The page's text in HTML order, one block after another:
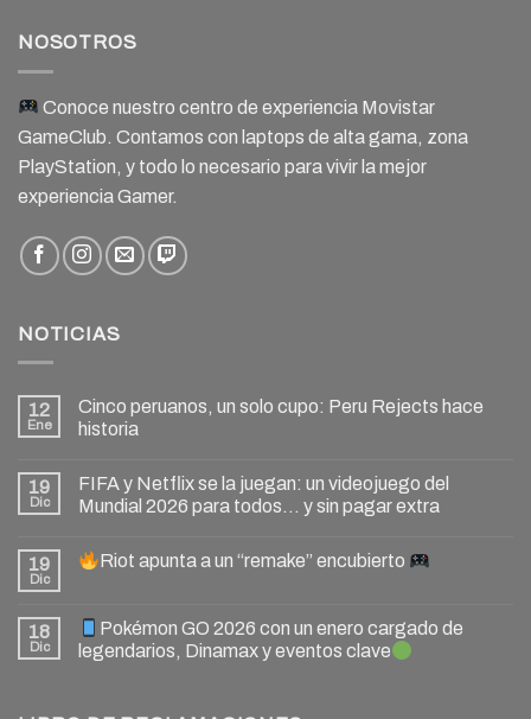
NOSOTROS
Conoce nuestro centro de experiencia Movistar
GameClub. Contamos con laptops de alta gama, zona
PlayStation, y todo lo necesario para vivir la mejor
experiencia Gamer.
NOTICIAS
12
Ene
Cinco peruanos, un solo cupo: Peru Rejects hace
historia
19
Dic
FIFA y Netflix se la juegan: un videojuego del
Mundial 2026 para todos… y sin pagar extra
19
Dic
Riot apunta a un “remake” encubierto
18
Dic
Pokémon GO 2026 con un enero cargado de
legendarios, Dinamax y eventos clave